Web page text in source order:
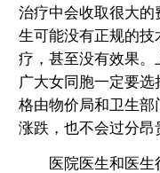
治疗中会收取很大
生可能没有正规的
疗，甚至没有效果。
广大女同胞一定要
格由物价局和卫生
涨跌，也不会过分昂
医院医生和医生很